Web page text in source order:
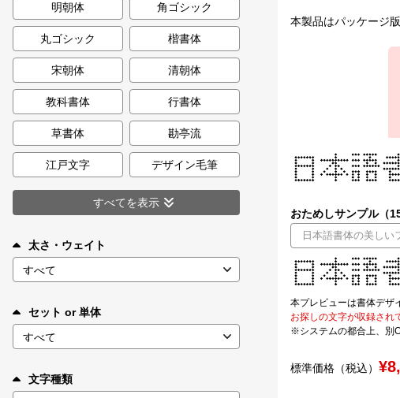
カート 0
マイページ
お気に入り
ご利用ガイド
お問い合わせ
明朝体
角ゴシック
丸ゴシック 楷書体
宋朝体 清朝体
教科書体 行書体
草書体 勘亭流
江戸文字 デザイン毛筆
すべてを表示
太さ・ウェイト
セット or 単体
文字種類
本製品はパッケージ
おためしサンプル（
本プレビューは書体デザ
お探しの文字が収録され
※システムの都合上、別
標準価格（税込）